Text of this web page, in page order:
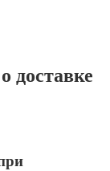
доставке